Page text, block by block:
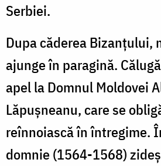
Serbiei.
Dupa căderea Bizanțului,
ajunge în paragină.
apel la Domnul Moldovei
Lăpușneanu, care se
reînnoiască în întregime.
domnie (1564-1568)